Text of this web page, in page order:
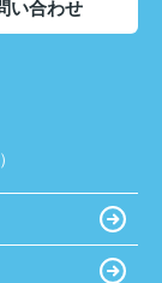
い合わせ